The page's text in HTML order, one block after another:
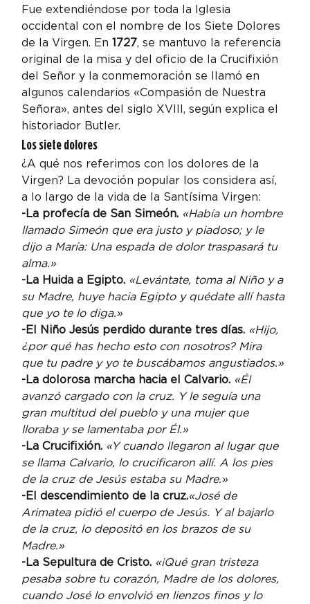
Fue extendiéndose por toda la Iglesia
occidental con el nombre de los Siete Dolores
de la Virgen. En 1727, se mantuvo la referencia
original de la misa y del oficio de la Crucifixión
del Señor y la conmemoración se llamó en
algunos calendarios «Compasión de Nuestra
Señora», antes del siglo XVIII, según explica el
historiador Butler.
Los siete dolores
¿A qué nos referimos con los dolores de la
Virgen? La devoción popular los considera así,
a lo largo de la vida de la Santísima Virgen:
-La profecía de San Simeón. «Había un hombre
llamado Simeón que era justo y piadoso; y le
dijo a María: Una espada de dolor traspasará tu
alma.»
-La Huida a Egipto. «Levántate, toma al Niño y a
su Madre, huye hacia Egipto y quédate allí hasta
que yo te lo diga.»
-El Niño Jesús perdido durante tres días. «Hijo,
¿por qué has hecho esto con nosotros? Mira
que tu padre y yo te buscábamos angustiados.»
-La dolorosa marcha hacia el Calvario. «Él
avanzó cargado con la cruz. Y le seguía una
gran multitud del pueblo y una mujer que
lloraba y se lamentaba por Él.»
-La Crucifixión. «Y cuando llegaron al lugar que
se llama Calvario, lo crucificaron allí. A los pies
de la cruz de Jesús estaba su Madre.»
-El descendimiento de la cruz.«José de
Arimatea pidió el cuerpo de Jesús. Y al bajarlo
de la cruz, lo depositó en los brazos de su
Madre.»
-La Sepultura de Cristo. «¡Qué gran tristeza
pesaba sobre tu corazón, Madre de los dolores,
cuando José lo envolvió en lienzos finos y lo